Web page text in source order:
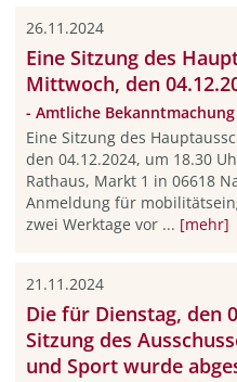
26.11.2024
Eine Sitzung des
Mittwoch, den
- Amtliche Bekanntmachung
Eine Sitzung des
den 04.12.2024, um 18.30
Rathaus, Markt 1 in 06618
Anmeldung für
zwei Werktage vor ... [mehr]
21.11.2024
Die für Dienstag, den
Sitzung des
und Sport wurde